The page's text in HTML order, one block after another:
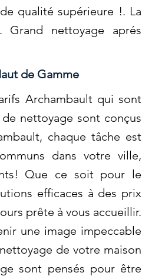
qualité supérieure !. La
nettoyage aprés
de Gamme
Archambault qui sont
nettoyage sont conçus
chaque tâche est
dans votre ville,
Que ce soit pour le
efficaces à des prix
prête à vous accueillir.
une image impeccable
de votre maison
sont pensés pour être